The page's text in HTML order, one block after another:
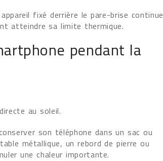
fixé derrière le pare-brise continue
atteindre sa limite thermique.
pendant la
au soleil.
son téléphone dans un sac ou
métallique, un rebord de pierre ou
une chaleur importante.